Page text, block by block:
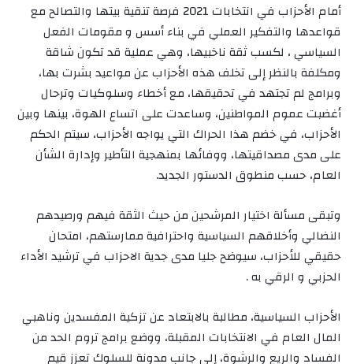
أمام الأحزاب في انتخابات 2021 فرصة تنقية بيتها والتصالح مع
قواعدها والتفكير العملي في بناء أسس و مقومات الفعل
السياسي ، لكسب ثقة ناخبيها، وهي عملية قد تكون شاقة
ومكلفة بالنظر إلى تخلف هذه الأحزاب عن مواعيد بشرت بها،
وبرامج لم تجتهد في تحقيقها، مع أخطاء وسلوكيات وترحال
أغضبت عموم المواطنين، وساعدت على اتساع الهوة، بينها وبين
الأحزاب، في خضم هذا الحراك التي يواجه الأحزاب، سيتم الحكم
على مدى مصداقيتها، ووفائها بمنهجية التأطير وإدارة الشأن
العام، حسب منطوق الدستور الجديد.
وتبقى مسألة اختيار المرشحين من حيث الثقة فيهم ورصيدهم
النضالي وأخلاقهم السياسية واحترافية ممارستهم، امتحان
حقيقي للأحزاب، سيوضح جليا مدى جدية الاحزاب في ترشيد الأداء
الحزبي و الرقي به .
الأحزاب السياسية، مطالبة بالابتعاد عن تزكية المفسدين وناهبي
المال العام في الانتخابات المقبلة، ووضع برامج تروم الحد من
الفساد والريع والرشوة، إلى جانب مدونة للسلوك تعزز قيم